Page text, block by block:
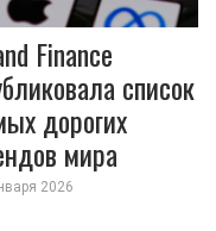
Finance
список
дорогих
мира
2026